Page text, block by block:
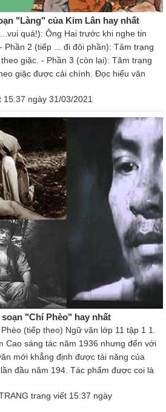
"Làng" của Kim Lân hay nhất
quá!): Ông Hai trước khi nghe tin
Phần 2 (tiếp ... đi đôi phần): Tâm trạng
giặc. - Phần 3 (còn lại): Tâm trạng
giặc được cải chính. Đọc hiểu văn
15:37 ngày 31/03/2021
"Chí Phèo" hay nhất
(tiếp theo) Ngữ văn lớp 11 tập 1 1.
Cao sáng tác năm 1936 nhưng đến với
mới khẳng định được tài năng của
đầu năm 194. Tác phẩm được coi là
trang viết 15:37 ngày